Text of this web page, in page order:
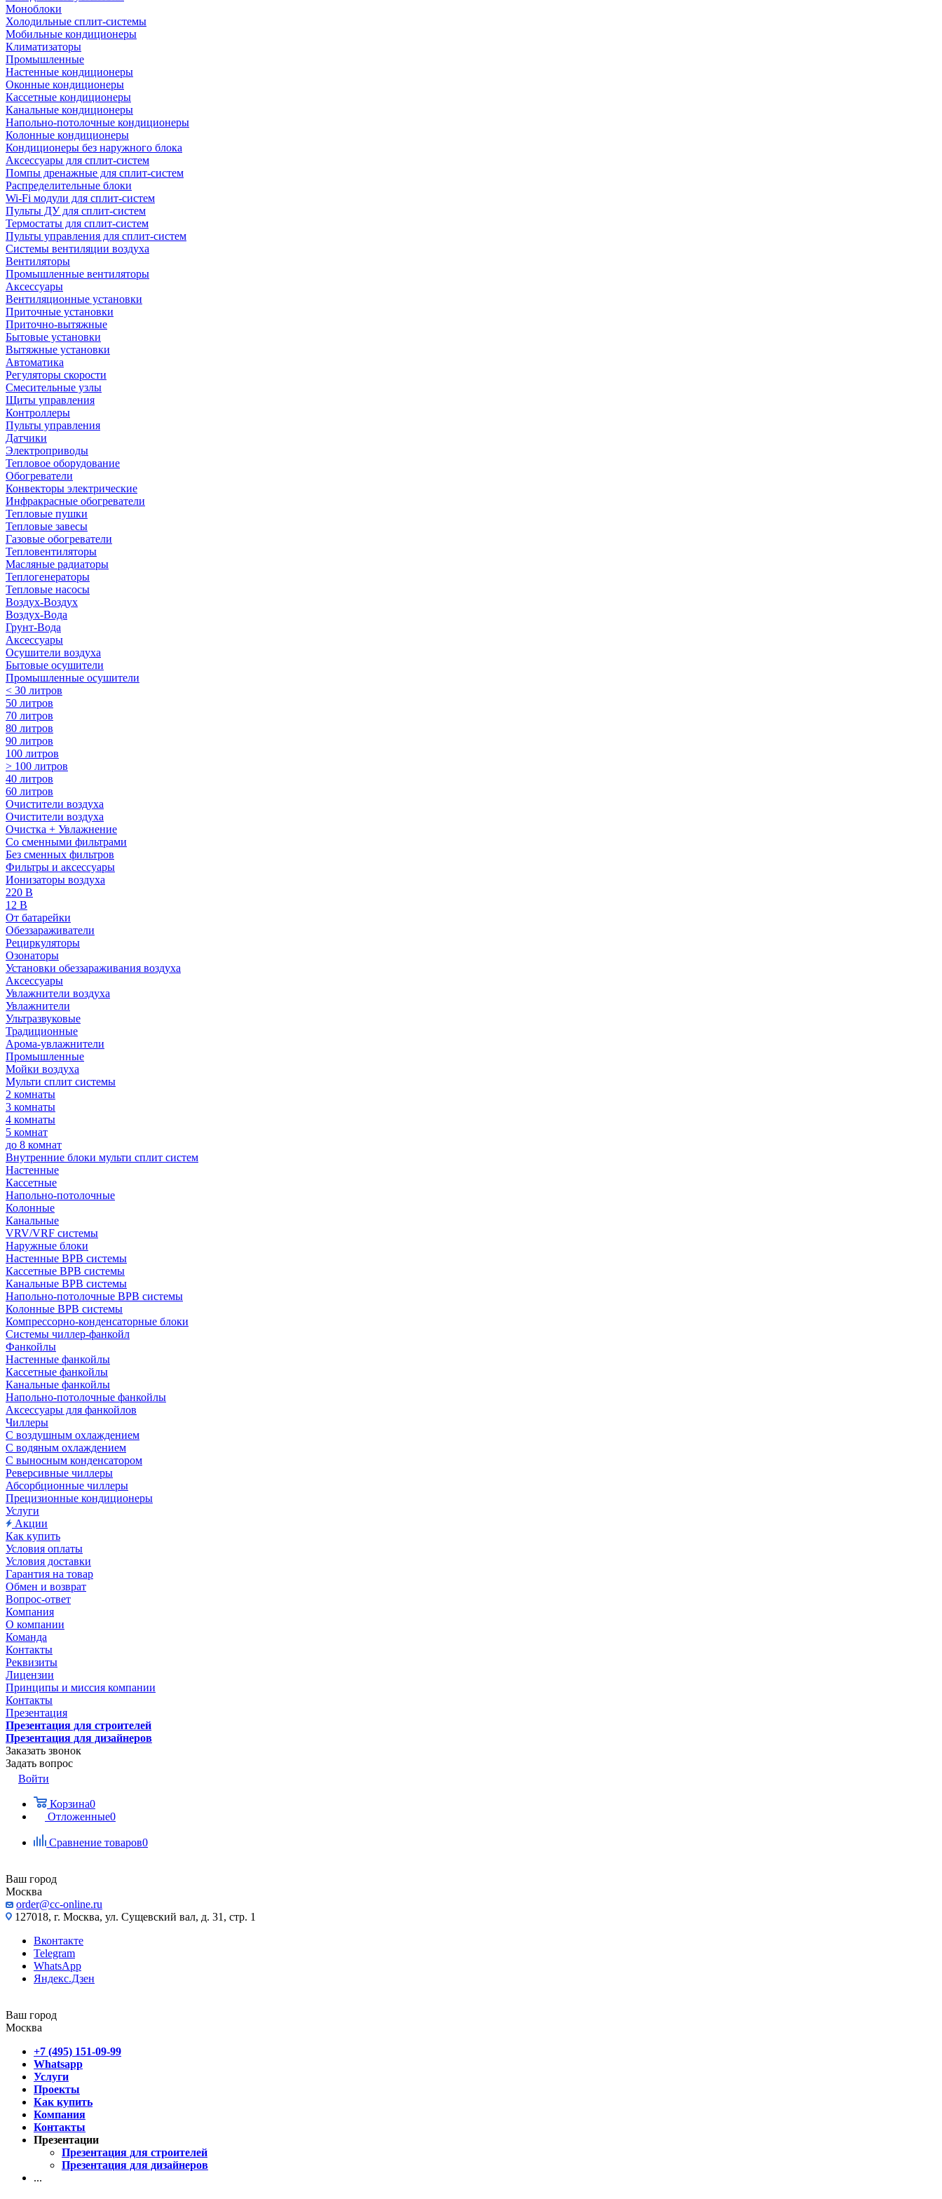
Моноблоки
Холодильные сплит-системы
Мобильные кондиционеры
Климатизаторы
Промышленные
Настенные кондиционеры
Оконные кондиционеры
Кассетные кондиционеры
Канальные кондиционеры
Напольно-потолочные кондиционеры
Колонные кондиционеры
Кондиционеры без наружного блока
Аксессуары для сплит-систем
Помпы дренажные для сплит-систем
Распределительные блоки
Wi-Fi модули для сплит-систем
Пульты ДУ для сплит-систем
Термостаты для сплит-систем
Пульты управления для сплит-систем
Системы вентиляции воздуха
Вентиляторы
Промышленные вентиляторы
Аксессуары
Вентиляционные установки
Приточные установки
Приточно-вытяжные
Бытовые установки
Вытяжные установки
Автоматика
Регуляторы скорости
Смесительные узлы
Щиты управления
Контроллеры
Пульты управления
Датчики
Электроприводы
Тепловое оборудование
Обогреватели
Конвекторы электрические
Инфракрасные обогреватели
Тепловые пушки
Тепловые завесы
Газовые обогреватели
Тепловентиляторы
Масляные радиаторы
Теплогенераторы
Тепловые насосы
Воздух-Воздух
Воздух-Вода
Грунт-Вода
Аксессуары
Осушители воздуха
Бытовые осушители
Промышленные осушители
< 30 литров
50 литров
70 литров
80 литров
90 литров
100 литров
> 100 литров
40 литров
60 литров
Очистители воздуха
Очистители воздуха
Очистка + Увлажнение
Cо сменными фильтрами
Без сменных фильтров
Фильтры и аксессуары
Ионизаторы воздуха
220 В
12 В
От батарейки
Обеззараживатели
Рециркуляторы
Озонаторы
Установки обеззараживания воздуха
Аксессуары
Увлажнители воздуха
Увлажнители
Ультразвуковые
Традиционные
Арома-увлажнители
Промышленные
Мойки воздуха
Мульти сплит системы
2 комнаты
3 комнаты
4 комнаты
5 комнат
до 8 комнат
Внутренние блоки мульти сплит систем
Настенные
Кассетные
Напольно-потолочные
Колонные
Канальные
VRV/VRF системы
Наружные блоки
Настенные ВРВ системы
Кассетные ВРВ системы
Канальные ВРВ системы
Напольно-потолочные ВРВ системы
Колонные ВРВ системы
Компрессорно-конденсаторные блоки
Системы чиллер-фанкойл
Фанкойлы
Настенные фанкойлы
Кассетные фанкойлы
Канальные фанкойлы
Напольно-потолочные фанкойлы
Аксессуары для фанкойлов
Чиллеры
С воздушным охлаждением
С водяным охлаждением
С выносным конденсатором
Реверсивные чиллеры
Абсорбционные чиллеры
Прецизионные кондиционеры
Услуги
Акции
Как купить
Условия оплаты
Условия доставки
Гарантия на товар
Обмен и возврат
Вопрос-ответ
Компания
О компании
Команда
Контакты
Реквизиты
Лицензии
Принципы и миссия компании
Контакты
Презентация
Презентация для строителей
Презентация для дизайнеров
Заказать звонок
Задать вопрос
Войти
Корзина0
Отложенные0
Сравнение товаров0
Ваш город
Москва
order@cc-online.ru
127018, г. Москва, ул. Сущевский вал, д. 31, стр. 1
Вконтакте
Telegram
WhatsApp
Яндекс.Дзен
Ваш город
Москва
+7 (495) 151-09-99
Whatsapp
Услуги
Проекты
Как купить
Компания
Контакты
Презентации
Презентация для строителей
Презентация для дизайнеров
...